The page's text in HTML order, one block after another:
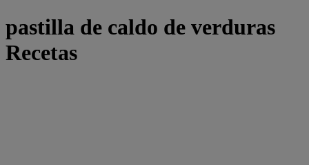
pastilla de caldo de verduras
Recetas